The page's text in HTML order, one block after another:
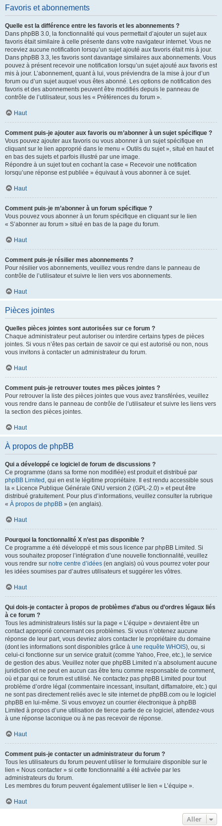
Favoris et abonnements
Quelle est la différence entre les favoris et les abonnements ?
Dans phpBB 3.0, la fonctionnalité qui vous permettait d’ajouter un sujet aux
favoris était similaire à celle présente dans votre navigateur internet. Vous ne
receviez aucune notification lorsqu’un sujet ajouté aux favoris était mis à jour.
Dans phpBB 3.3, les favoris sont davantage similaires aux abonnements. Vous
pouvez à présent recevoir une notification lorsqu’un sujet ajouté aux favoris est
mis à jour. L’abonnement, quant à lui, vous préviendra de la mise à jour d’un
forum ou d’un sujet auquel vous êtes abonné. Les options de notification des
favoris et des abonnements peuvent être modifiés depuis le panneau de
contrôle de l’utilisateur, sous les « Préférences du forum ».
Haut
Comment puis-je ajouter aux favoris ou m’abonner à un sujet spécifique ?
Vous pouvez ajouter aux favoris ou vous abonner à un sujet spécifique en
cliquant sur le lien approprié dans le menu « Outils du sujet », situé en haut et
en bas des sujets et parfois illustré par une image.
Répondre à un sujet tout en cochant la case « Recevoir une notification
lorsqu’une réponse est publiée » équivaut à vous abonner à ce sujet.
Haut
Comment puis-je m’abonner à un forum spécifique ?
Vous pouvez vous abonner à un forum spécifique en cliquant sur le lien
« S’abonner au forum » situé en bas de la page du forum.
Haut
Comment puis-je résilier mes abonnements ?
Pour résilier vos abonnements, veuillez vous rendre dans le panneau de
contrôle de l’utilisateur et suivre le lien vers vos abonnements.
Haut
Pièces jointes
Quelles pièces jointes sont autorisées sur ce forum ?
Chaque administrateur peut autoriser ou interdire certains types de pièces
jointes. Si vous n’êtes pas certain de savoir ce qui est autorisé ou non, nous
vous invitons à contacter un administrateur du forum.
Haut
Comment puis-je retrouver toutes mes pièces jointes ?
Pour retrouver la liste des pièces jointes que vous avez transférées, veuillez
vous rendre dans le panneau de contrôle de l’utilisateur et suivre les liens vers
la section des pièces jointes.
Haut
À propos de phpBB
Qui a développé ce logiciel de forum de discussions ?
Ce programme (dans sa forme non modifiée) est produit et distribué par
phpBB Limited , qui en est le légitime propriétaire. Il est rendu accessible sous
la « Licence Publique Générale GNU version 2 (GPL-2.0) » et peut être
distribué gratuitement. Pour plus d’informations, veuillez consulter la rubrique
« À propos de phpBB » (en anglais).
Haut
Pourquoi la fonctionnalité X n’est pas disponible ?
Ce programme a été développé et mis sous licence par phpBB Limited. Si
vous souhaitez proposer l’intégration d’une nouvelle fonctionnalité, veuillez
vous rendre sur notre centre d’idées (en anglais) où vous pourrez voter pour
les idées soumises par d’autres utilisateurs et suggérer les vôtres.
Haut
Qui dois-je contacter à propos de problèmes d’abus ou d’ordres légaux liés
à ce forum ?
Tous les administrateurs listés sur la page « L’équipe » devraient être un
contact approprié concernant ces problèmes. Si vous n’obtenez aucune
réponse de leur part, vous devriez alors contacter le propriétaire du domaine
(dont les informations sont disponibles grâce à une requête WHOIS), ou, si
celui-ci fonctionne sur un service gratuit (comme Yahoo, Free, etc.), le service
de gestion des abus. Veuillez noter que phpBB Limited n’a absolument aucune
juridiction et ne peut en aucun cas être tenu comme responsable de comment,
où et par qui ce forum est utilisé. Ne contactez pas phpBB Limited pour tout
problème d’ordre légal (commentaire incessant, insultant, diffamatoire, etc.) qui
ne sont pas directement reliés avec le site internet de phpBB.com ou le logiciel
phpBB en lui-même. Si vous envoyez un courrier électronique à phpBB
Limited à propos d’une utilisation de tierce partie de ce logiciel, attendez-vous
à une réponse laconique ou à ne pas recevoir de réponse.
Haut
Comment puis-je contacter un administrateur du forum ?
Tous les utilisateurs du forum peuvent utiliser le formulaire disponible sur le
lien « Nous contacter » si cette fonctionnalité a été activée par les
administrateurs du forum.
Les membres du forum peuvent également utiliser le lien « L’équipe ».
Haut
Aller